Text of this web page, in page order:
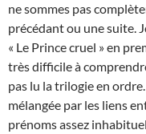
ne sommes pas
précédant ou une suite.
« Le Prince cruel » en
très difficile à
pas lu la trilogie en
mélangée par les liens
prénoms assez